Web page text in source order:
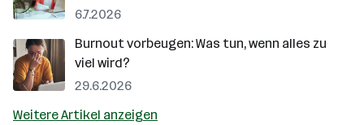
6.7.2026
Burnout vorbeugen: Was tun, wenn alles zu
viel wird?
29.6.2026
Weitere Artikel anzeigen